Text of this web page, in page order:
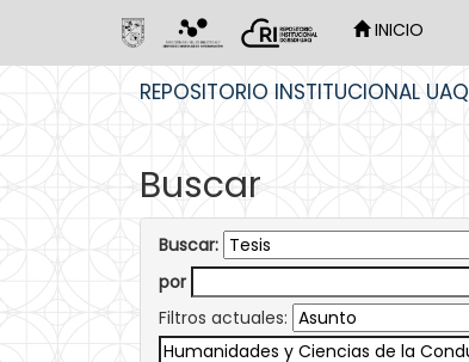
INICIO
REPOSITORIO INSTITUCIONAL UAQ
Buscar
Buscar:
por
Filtros actuales: